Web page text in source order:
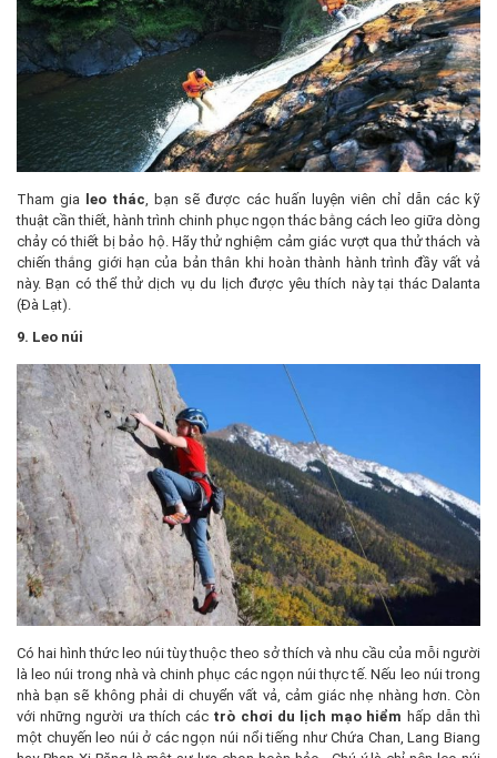
Tham gia leo thác, bạn sẽ được các huấn luyện viên chỉ dẫn các kỹ
thuật cần thiết, hành trình chinh phục ngọn thác bằng cách leo giữa dòng
chảy có thiết bị bảo hộ. Hãy thử nghiệm cảm giác vượt qua thử thách và
chiến thắng giới hạn của bản thân khi hoàn thành hành trình đầy vất vả
này. Bạn có thể thử dịch vụ du lịch được yêu thích này tại thác Dalanta
(Đà Lạt).
9. Leo núi
Có hai hình thức leo núi tùy thuộc theo sở thích và nhu cầu của mỗi người
là leo núi trong nhà và chinh phục các ngọn núi thực tế. Nếu leo núi trong
nhà bạn sẽ không phải di chuyển vất vả, cảm giác nhẹ nhàng hơn. Còn
với những người ưa thích các trò chơi du lịch mạo hiểm hấp dẫn thì
một chuyến leo núi ở các ngọn núi nổi tiếng như Chứa Chan, Lang Biang